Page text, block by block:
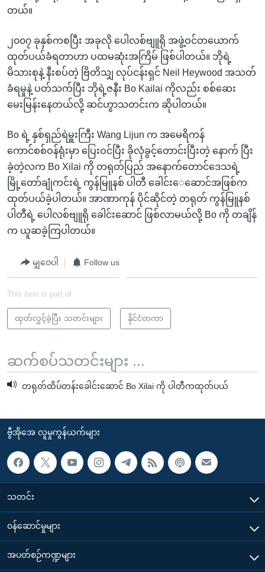
တယ်။
၂၀၀၇ ခုနှစ်ကစပြီး အခုလို ပေါလစ်ဗျူရို အဖွဲ့ဝင်တယောက်
ထုတ်ပယ်ခံရတာဟာ ပထမဆုံးအကြိမ် ဖြစ်ပါတယ်။ ဘိုရဲ့
မိသားစုနဲ့ နီးစပ်တဲ့ ဗြိတိသျှ လုပ်ငန်းရှင် Neil Heywood အသတ်
ခံရမှုနဲ့ ပတ်သက်ပြီး ဘိုရဲ့ဇနီး Bo Kailai ကိုလည်း စစ်ဆေး
မေးမြန်းနေတယ်လို့ ဆင်ဟွာသတင်းက ဆိုပါတယ်။
Bo ရဲ့ နှစ်ရှည်ရဲမှူးကြီး Wang Lijun က အမေရိကန်
ကောင်စစ်ဝန်ရုံးမှာ ပြေးဝင်ပြီး ခိုလုံခွင့်တောင်းပြီးတဲ့ နောက် ပြီး
ခဲ့တဲ့လက Bo Xilai ကို တရုတ်ပြည် အနောက်တောင်ဒေသရဲ့
မြို့တော်ချုံကင်းရဲ့ ကွန်မြူနစ် ပါတီ ခေါင်းေဆောင်အဖြစ်က
ထုတ်ပယ်ခဲ့ပါတယ်။ အာဏာကုန် ပိုင်ဆိုင်တဲ့ တရုတ် ကွန်မြူနစ်
ပါတီရဲ့ ပေါလစ်ဗျူရို ခေါင်းဆောင် ဖြစ်လာမယ်လို့ Bo ကို တချိန်
က ယူဆခဲ့ကြပါတယ်။
မျှဝေပါ Follow us
This item is part of
ထုတ်လွှင့်ခဲ့ပြီး သတင်းများ နိုင်ငံတကာ
ဆက်စပ်သတင်းများ ...
တရုတ်ထိပ်တန်းခေါင်းဆောင် Bo Xilai ကို ပါတီကထုတ်ပယ်
ဗွီအိုအေ လူမှုကွန်ယက်များ
သတင်း
၀န်ဆောင်မှုများ
အပတ်စဉ်ကဏ္ဍများ